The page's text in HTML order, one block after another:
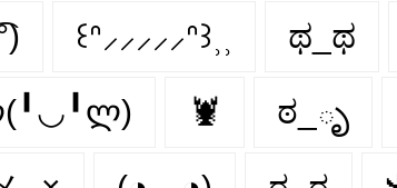
꒰ᐢ⸝⸝⸝⸝⸝ᐢ꒱⸒⸒ ಥ_ಥ
🦞 ಠ_ృ